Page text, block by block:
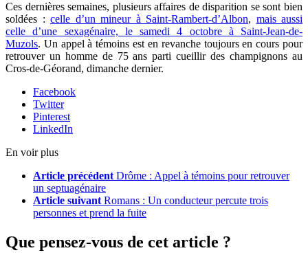
Ces dernières semaines, plusieurs affaires de disparition se sont bien
soldées : celle d’un mineur à Saint-Rambert-d’Albon, mais aussi
celle d’une sexagénaire, le samedi 4 octobre à Saint-Jean-de-
Muzols. Un appel à témoins est en revanche toujours en cours pour
retrouver un homme de 75 ans parti cueillir des champignons au
Cros-de-Géorand, dimanche dernier.
Facebook
Twitter
Pinterest
LinkedIn
En voir plus
Article précédent Drôme : Appel à témoins pour retrouver
un septuagénaire
Article suivant Romans : Un conducteur percute trois
personnes et prend la fuite
Que pensez-vous de cet article ?